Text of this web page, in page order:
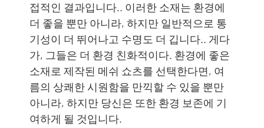
접적인 결과입니다.. 이러한 소재는 환경에
더 좋을 뿐만 아니라, 하지만 일반적으로 통
기성이 더 뛰어나고 수명도 더 깁니다.. 게다
가, 그들은 더 환경 친화적이다. 환경에 좋은
소재로 제작된 메쉬 쇼츠를 선택한다면, 여
름의 상쾌한 시원함을 만끽할 수 있을 뿐만
아니라, 하지만 당신은 또한 환경 보존에 기
여하게 될 것입니다.